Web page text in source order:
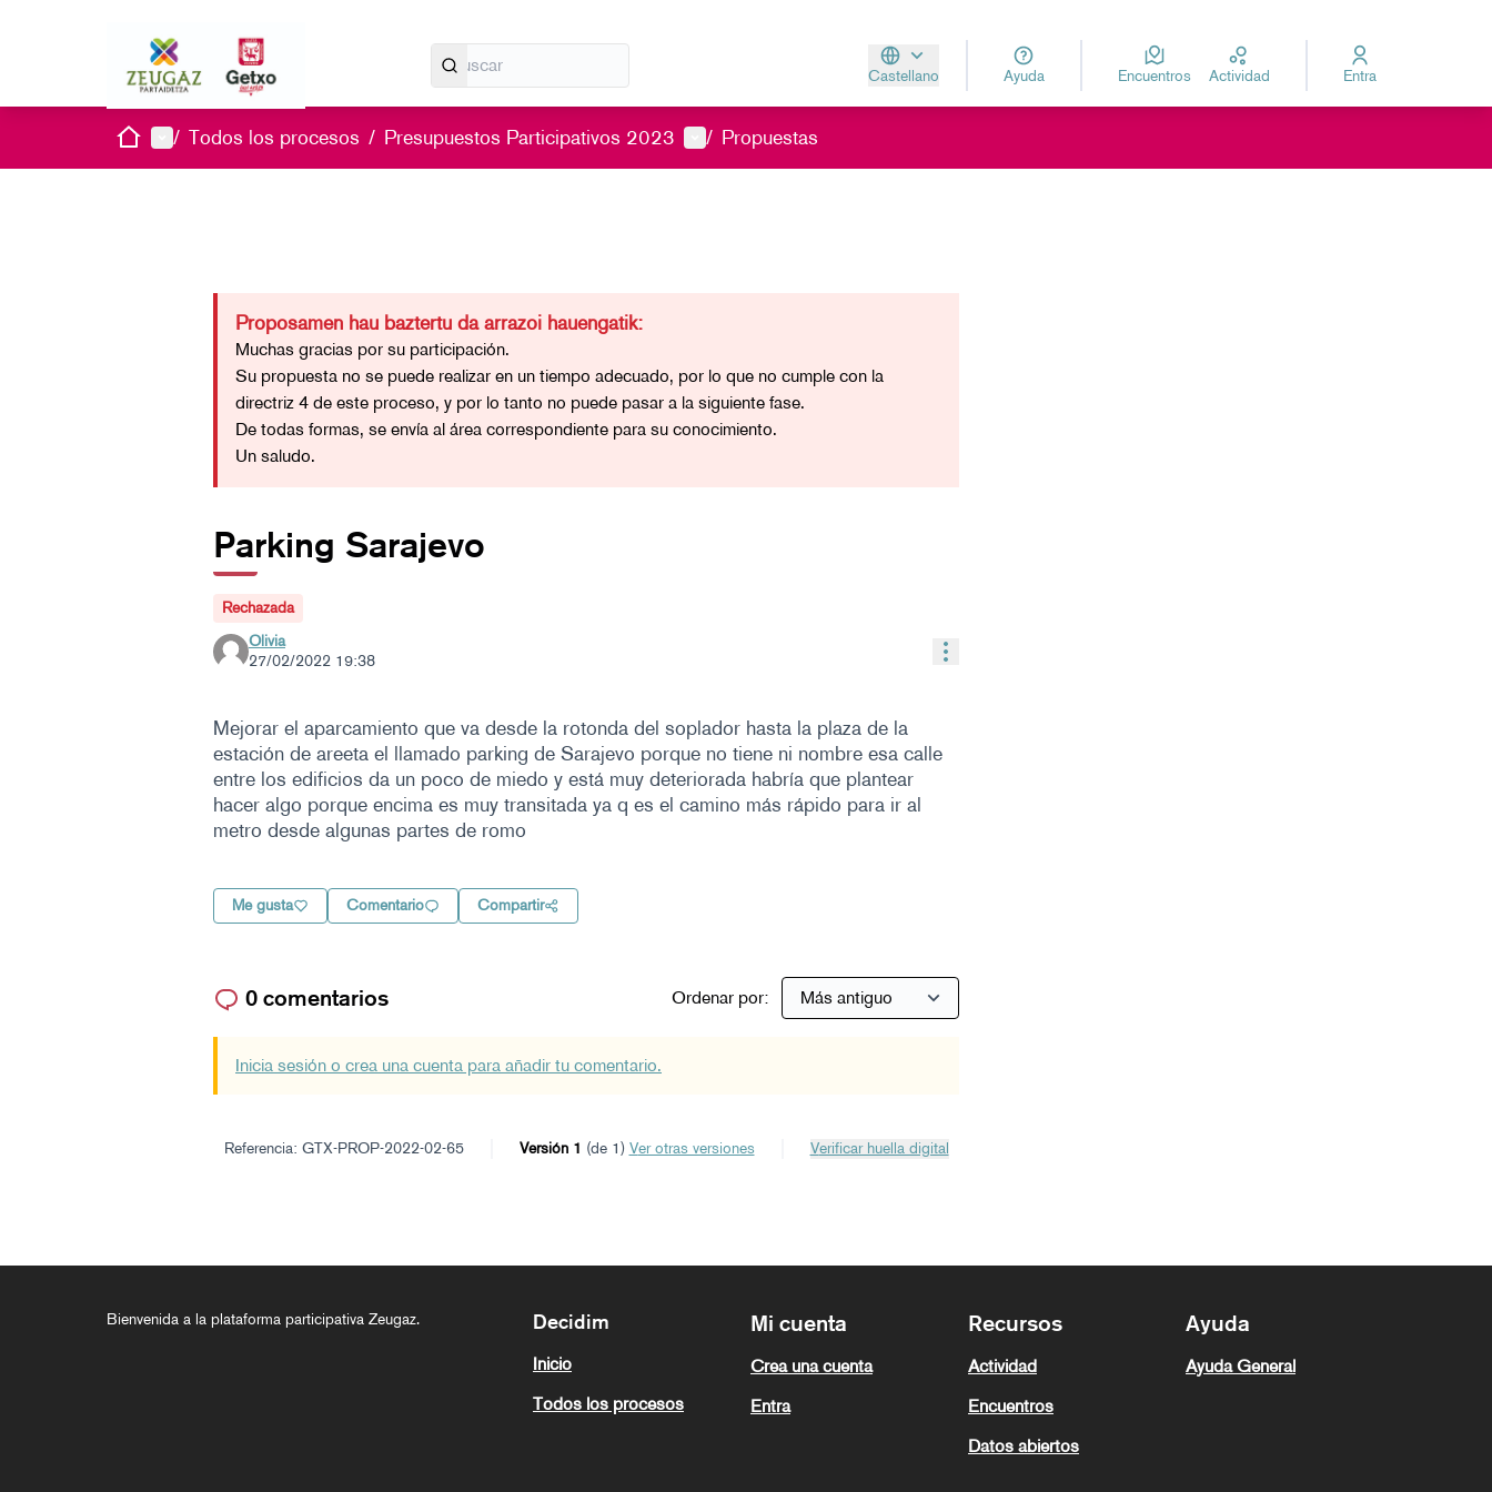
Castellano
Aukeratu hizkuntzaElegir el idioma
Ayuda Encuentros Actividad Entra
InicioMenú principal
/ Todos los procesos / Presupuestos Participativos 2023 Menú de usuario
/ Propuestas
Proposamen hau baztertu da arrazoi hauengatik:
Muchas gracias por su participación.
Su propuesta no se puede realizar en un tiempo adecuado, por lo que no cumple con la
directriz 4 de este proceso, y por lo tanto no puede pasar a la siguiente fase.
De todas formas, se envía al área correspondiente para su conocimiento.
Un saludo.
Parking Sarajevo
Rechazada
Olivia
27/02/2022 19:38
Controles de recursos
Mejorar el aparcamiento que va desde la rotonda del soplador hasta la plaza de la
estación de areeta el llamado parking de Sarajevo porque no tiene ni nombre esa calle
entre los edificios da un poco de miedo y está muy deteriorada habría que plantear
hacer algo porque encima es muy transitada ya q es el camino más rápido para ir al
metro desde algunas partes de romo
Me gusta Comentario Compartir
0 comentarios Ordenar por:
Inicia sesión o crea una cuenta para añadir tu comentario.
Referencia: GTX-PROP-2022-02-65 Versión 1 (de 1) ver otras versiones Verificar huella digital
Bienvenida a la plataforma participativa Zeugaz. Decidim
Inicio
Todos los procesos
Mi cuenta
Crea una cuenta
Entra
Recursos
Actividad
Encuentros
Datos abiertos
Ayuda
Ayuda General